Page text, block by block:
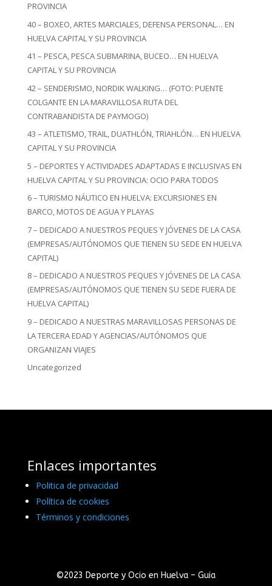
PROVINCIA
40 – BOXEO, ARTES MARCIALES, DEFENSA PERSONAL… EN
HUELVA CAPITAL Y SU PROVINCIA
41 – PESCA, PESCA SUBMARINA, BUCEO… EN HUELVA
CAPITAL Y SU PROVINCIA
42 – SENDERISMO, NORDIK WALKING… (FOTO: PUENTE
COLGANTE EN LA MARAVILLOSA RUTA DEL
CONTRABANDISTA DE PAYMOGO)
43 – ATLETISMO, TRAIL, DUATHLÓN, TRIAHLÓN… EN HUELVA
CAPITAL Y SU PROVINCIA
5 – DEPORTES Y ACTIVIDADES ADAPTADAS E INCLUSIVAS EN
HUELVA CAPITAL Y SU PROVINCIA: OCIO PARA TODOS
6 – TURISMO NÁUTICO EN HUELVA: EXCURSIONES EN
BARCO, MOTOS DE AGUA Y PLAYAS
7 – DEDICADO A NUESTROS PEQUES Y JÓVENES DE LA CASA
(EMPRESAS/AUTÓNOMOS QUE TIENEN SU SEDE EN HUELVA
CAPITAL)
8 – DEDICADO A NUESTROS PEQUES Y JÓVENES DE LA CASA
(EMPRESAS/AUTÓNOMOS QUE TIENEN SU SEDE FUERA DE
HUELVA CAPITAL)
9 – DEDICADO A NUESTRAS MARAVILLOSAS PERSONAS DE
LA TERCERA EDAD Y AGENCIAS/AUTÓNOMOS QUE
ORGANIZAN VIAJES
Uncategorized
Enlaces importantes
Politica de privacidad
Política de cookies
Términos y condiciones
©2023 Deporte y Ocio en Huelva – Guia